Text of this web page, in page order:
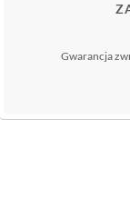
Gwarancja